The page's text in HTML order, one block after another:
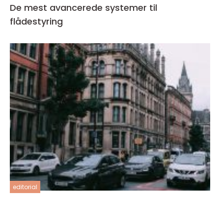
De mest avancerede systemer til
flådestyring
editorial